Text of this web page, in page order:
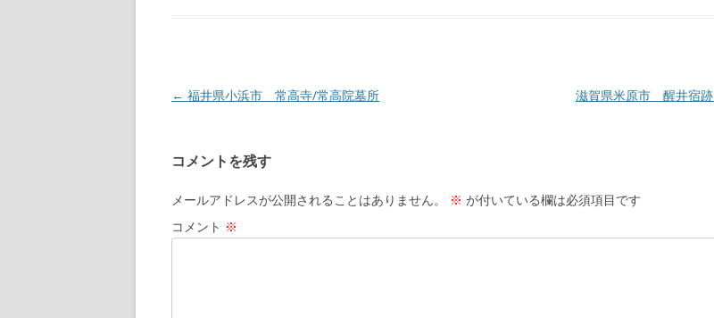
投
ビ
ゲ
ー
← 福井県小浜市 常高寺/常高院墓所 滋賀県米原市 醒井宿跡
コメントを残す
メールアドレスが公開されることはありません。 ※ が付いている欄は必須項目です
コメント ※